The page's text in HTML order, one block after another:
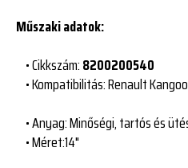
Műszaki adatok:
• Cikkszám:8200200540
• Kompatibilitás: Renault
• Anyag: Minőségi, tartós és
• Méret:14"